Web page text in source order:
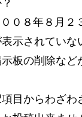
０８年８月２
示されてい
板の削除な
目からわざ